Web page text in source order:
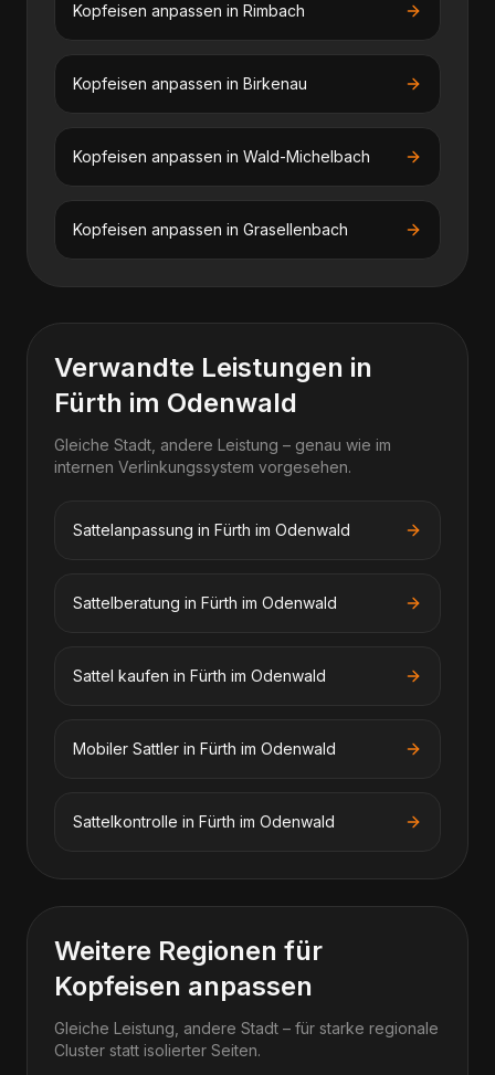
Kopfeisen anpassen in Rimbach
Kopfeisen anpassen in Birkenau
Kopfeisen anpassen in Wald-Michelbach
Kopfeisen anpassen in Grasellenbach
Verwandte Leistungen in
Fürth im Odenwald
Gleiche Stadt, andere Leistung – genau wie im
internen Verlinkungssystem vorgesehen.
Sattelanpassung in Fürth im Odenwald
Sattelberatung in Fürth im Odenwald
Sattel kaufen in Fürth im Odenwald
Mobiler Sattler in Fürth im Odenwald
Sattelkontrolle in Fürth im Odenwald
Weitere Regionen für
Kopfeisen anpassen
Gleiche Leistung, andere Stadt – für starke regionale
Cluster statt isolierter Seiten.